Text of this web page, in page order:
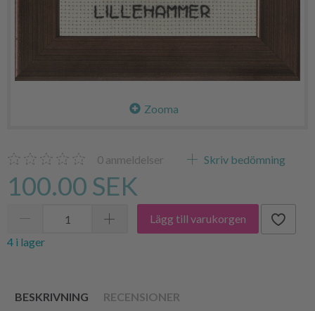
Zooma
0 anmeldelser Skriv bedömning
100.00 SEK
Lägg till varukorgen
4 i lager
BESKRIVNING RECENSIONER